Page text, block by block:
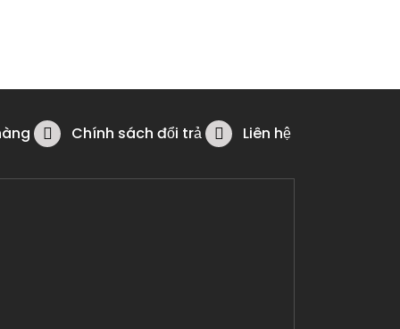
Chính sách đổi trả Liên hệ